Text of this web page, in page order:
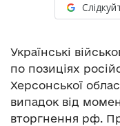
Українські
по позиціях
Херсонської
випадок від
вторгнення рф.